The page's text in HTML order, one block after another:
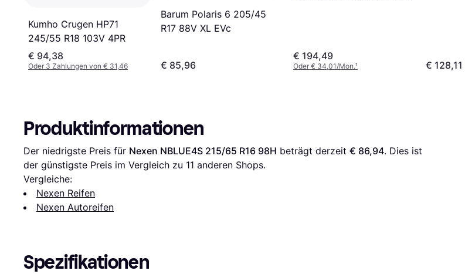
Kumho Crugen HP71
245/55 R18 103V 4PR
€ 94,38
Oder 3 Zahlungen von € 31,46
Barum Polaris 6 205/45
R17 88V XL EVc
€ 85,96
€ 194,49
Oder € 34,01/Mon.¹ € 128,11
Produktinformationen
Der niedrigste Preis für Nexen NBLUE4S 215/65 R16 98H beträgt derzeit € 86,94. Dies ist
der günstigste Preis im Vergleich zu 11 anderen Shops.
Vergleiche:
Nexen Reifen
Nexen Autoreifen
Spezifikationen